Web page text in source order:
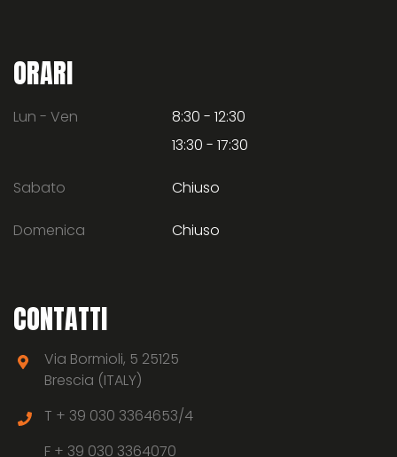
ORARI
Lun - Ven
8:30 - 12:30
13:30 - 17:30
Sabato Chiuso
Domenica Chiuso
CONTATTI
Via Bormioli, 5 25125
Brescia (ITALY)
T + 39 030 3364653/4
F + 39 030 3364070